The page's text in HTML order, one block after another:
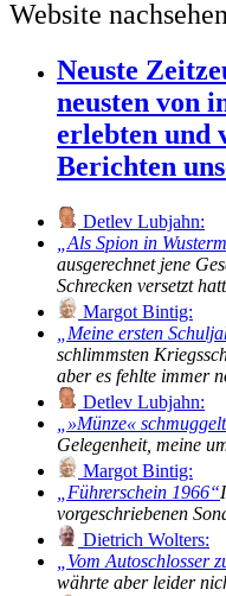
Website
Neuste
neusten von
erlebten und
Berichten
Detlev Lubjahn:
Als Spion in
ausgerechnet jene
Schrecken versetzt
Margot Bintig:
Meine ersten
schlimmsten
aber es fehlte immer
Detlev Lubjahn:
»Münze«
Gelegenheit, meine
Margot Bintig:
Führerschein 1966
vorgeschriebenen
Dietrich Wolters:
Vom Autoschlosser
währte aber leider